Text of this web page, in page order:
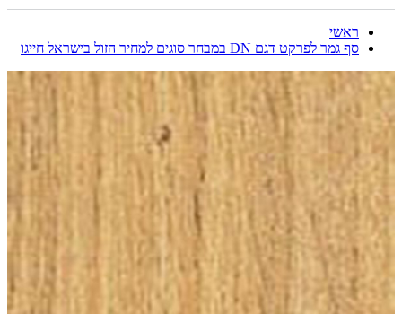
ראשי
סף גמר לפרקט דגם DN במבחר סוגים למחיר הזול בישראל חייגו